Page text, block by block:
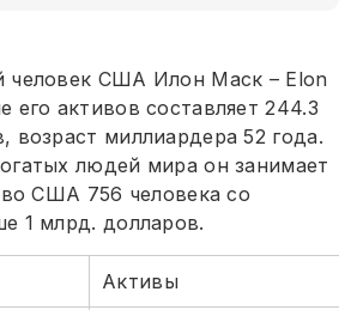
человек США Илон Маск – Elon
его активов составляет 244.3
возраст миллиардера 52 года.
людей мира он занимает
США 756 человека со
1 млрд. долларов.
Активы